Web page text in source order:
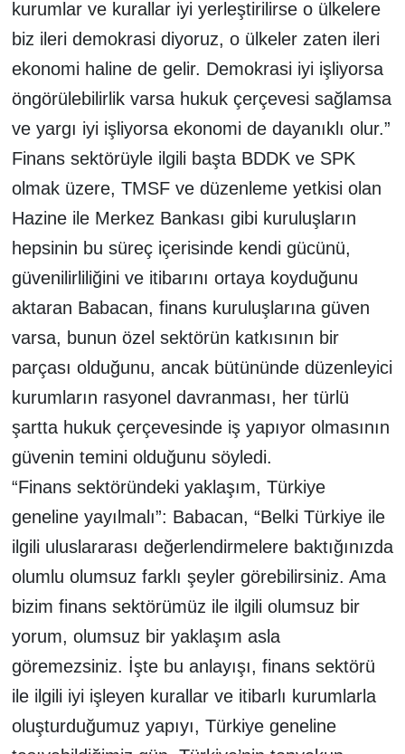
kurumlar ve kurallar iyi yerleştirilirse o ülkelere
biz ileri demokrasi diyoruz, o ülkeler zaten ileri
ekonomi haline de gelir. Demokrasi iyi işliyorsa
öngörülebilirlik varsa hukuk çerçevesi sağlamsa
ve yargı iyi işliyorsa ekonomi de dayanıklı olur.”
Finans sektörüyle ilgili başta BDDK ve SPK
olmak üzere, TMSF ve düzenleme yetkisi olan
Hazine ile Merkez Bankası gibi kuruluşların
hepsinin bu süreç içerisinde kendi gücünü,
güvenilirliliğini ve itibarını ortaya koyduğunu
aktaran Babacan, finans kuruluşlarına güven
varsa, bunun özel sektörün katkısının bir
parçası olduğunu, ancak bütününde düzenleyici
kurumların rasyonel davranması, her türlü
şartta hukuk çerçevesinde iş yapıyor olmasının
güvenin temini olduğunu söyledi.
“Finans sektöründeki yaklaşım, Türkiye
geneline yayılmalı”: Babacan, “Belki Türkiye ile
ilgili uluslararası değerlendirmelere baktığınızda
olumlu olumsuz farklı şeyler görebilirsiniz. Ama
bizim finans sektörümüz ile ilgili olumsuz bir
yorum, olumsuz bir yaklaşım asla
göremezsiniz. İşte bu anlayışı, finans sektörü
ile ilgili iyi işleyen kurallar ve itibarlı kurumlarla
oluşturduğumuz yapıyı, Türkiye geneline